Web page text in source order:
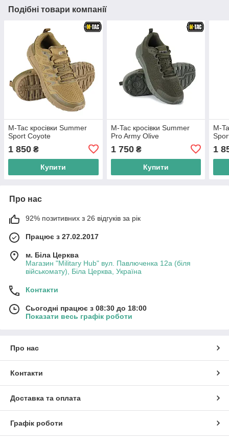
Подібні товари компанії
M-Tac кросівки Summer
Sport Coyote
1 850 ₴
Купити
M-Tac кросівки Summer
Pro Army Olive
1 750₴
Купити
M-
1
Про нас
92% позитивних з 26 відгуків за рік
Працює з 27.02.2017
м. Біла Церква
Магазин "Military Hub" вул. Павлюченка 12а (біля
військомату), Біла Церква, Україна
Контакти
Сьогодні працює з 08:30 до 18:00
Показати весь графік роботи
Про нас
Контакти
Доставка та оплата
Графік роботи